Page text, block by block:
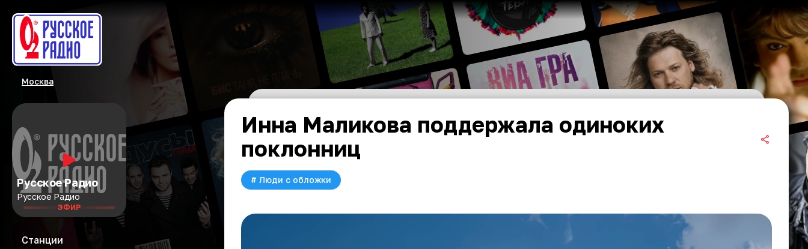
Москва
Русское Радио
Русское Радио
ЭФИР
Станции
Инна Маликова поддержала одиноких
поклонниц
# Люди с обложки